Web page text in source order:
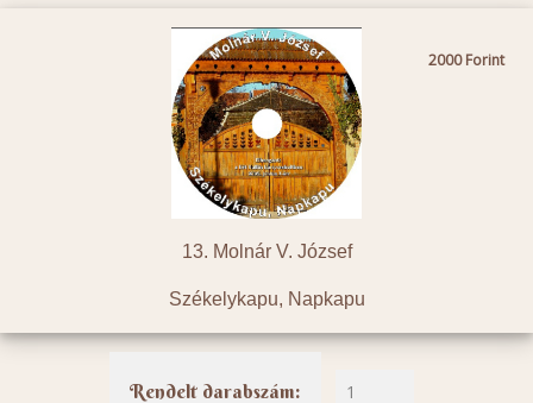
13. Molnár V. József
Székelykapu, Napkapu
2000
Rendelt darabszám: